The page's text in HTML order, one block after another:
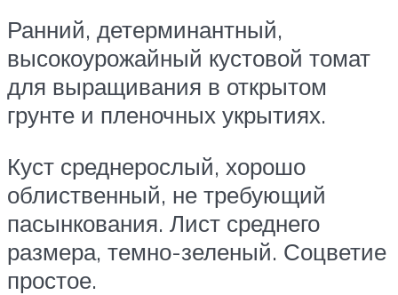
Ранний, детерминантный,
высокоурожайный кустовой томат
для выращивания в открытом
грунте и пленочных укрытиях.
Куст среднерослый, хорошо
облиственный, не требующий
пасынкования. Лист среднего
размера, темно-зеленый. Соцветие
простое.